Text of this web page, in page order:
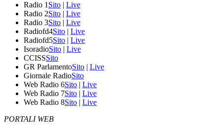
Radio 1 Sito | Live
Radio 2Sito | Live
Radio 3Sito | Live
Radiofd4Sito | Live
Radiofd5Sito | Live
IsoradioSito | Live
CCISSSito
GR ParlamentoSito | Live
Giornale RadioSito
Web Radio 6Sito | Live
Web Radio 7Sito | Live
Web Radio 8Sito | Live
PORTALI WEB